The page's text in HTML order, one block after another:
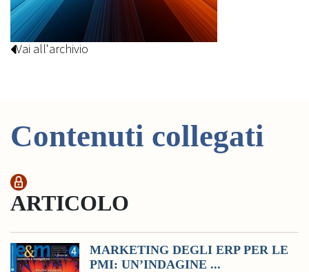
Vai all'archivio
Contenuti collegati
ARTICOLO
MARKETING DEGLI ERP PER LE
PMI: UN’INDAGINE ...